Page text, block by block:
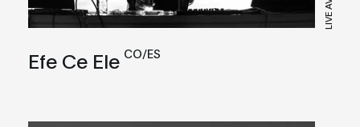
Efe Ce Ele CO/ES